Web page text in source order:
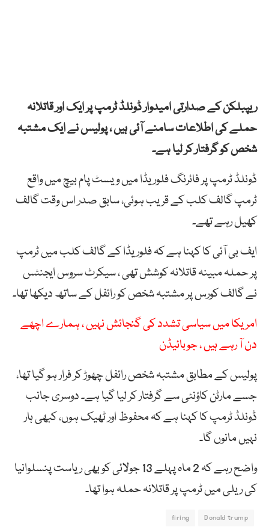
ریپبلکن کے صدارتی امیدوار ڈونلڈ ٹرمپ پر ایک اور قاتلانہ
حملے کی اطلاعات سامنے آئی ہیں ، پولیس نے ایک مشتبہ
شخص کو گرفتار کر لیا ہے۔
ڈونلڈ ٹرمپ پر فائرنگ فلوریڈا میں ویسٹ پام بیچ میں واقع
ٹرمپ گالف کلب کے قریب ہوئی، سابق صدر اس وقت گالف
کھیل رہے تھے۔
ایف بی آئی کا کہنا ہے کہ فلوریڈا کے گالف کلب میں ٹرمپ
پر حملہ مبینہ قاتلانہ کوشش تھی ، سیکرٹ سروس ایجنٹس
نے گالف کورس پر مشتبہ شخص کو رائفل کے ساتھ دیکھا تھا۔
امریکا میں سیاسی تشدد کی گنجائش نہیں ، ہمارے اچھے
دن آ رہے ہیں ، جوبائیڈن
پولیس کے مطابق مشتبہ شخص رائفل چھوڑ کر فرار ہو گیا تھا،
جسے مارٹن کاؤنٹی سے گرفتار کر لیا گیا ہے۔ دوسری جانب
ڈونلڈ ٹرمپ کا کہنا ہے کہ محفوظ اور ٹھیک ہوں، کبھی ہار
نہیں مانوں گا۔
واضح رہے کہ 2 ماہ پہلے 13 جولائی کو بھی ریاست پنسلوانیا
کی ریلی میں ٹرمپ پر قاتلانہ حملہ ہوا تھا۔
Donald trump
firing